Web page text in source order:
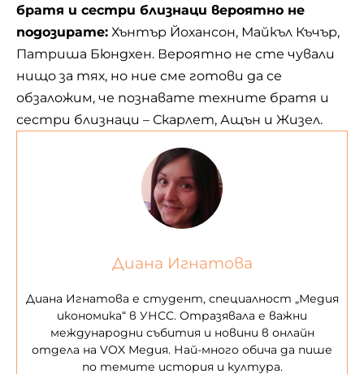
братя и сестри близнаци вероятно не
подозирате: Хънтър Йохансон, Майкъл Къчър,
Патриша Бюндхен. Вероятно не сте чували
нищо за тях, но ние сме готови да се
обзаложим, че познавате техните братя и
сестри близнаци – Скарлет, Ащън и Жизел.
Диана Игнатова
Диана Игнатова е студент, специалност „Медия
икономика“ в УНСС. Отразявала е важни
международни събития и новини в онлайн
отдела на VOX Медия. Най-много обича да пише
по темите история и култура.